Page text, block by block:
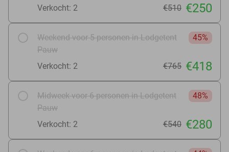
Verkocht: 2 €510 €250
Weekend voor 5 personen in Lodgetent
Pauw
45%
Verkocht: 2 €765 €418
Midweek voor 6 personen in Lodgetent
Pauw
48%
Verkocht: 2 €540 €280